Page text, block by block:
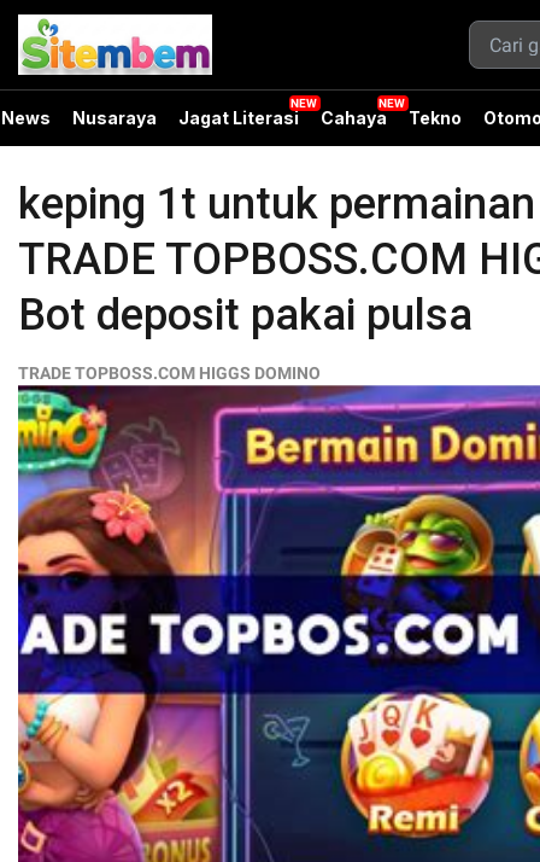
News Nusaraya Jagat Literasi Cahaya Tekno
keping 1t untuk
TRADE TOPBOSS.COM
Bot deposit pakai pulsa
TRADE TOPBOSS.COM HIGGS DOMINO